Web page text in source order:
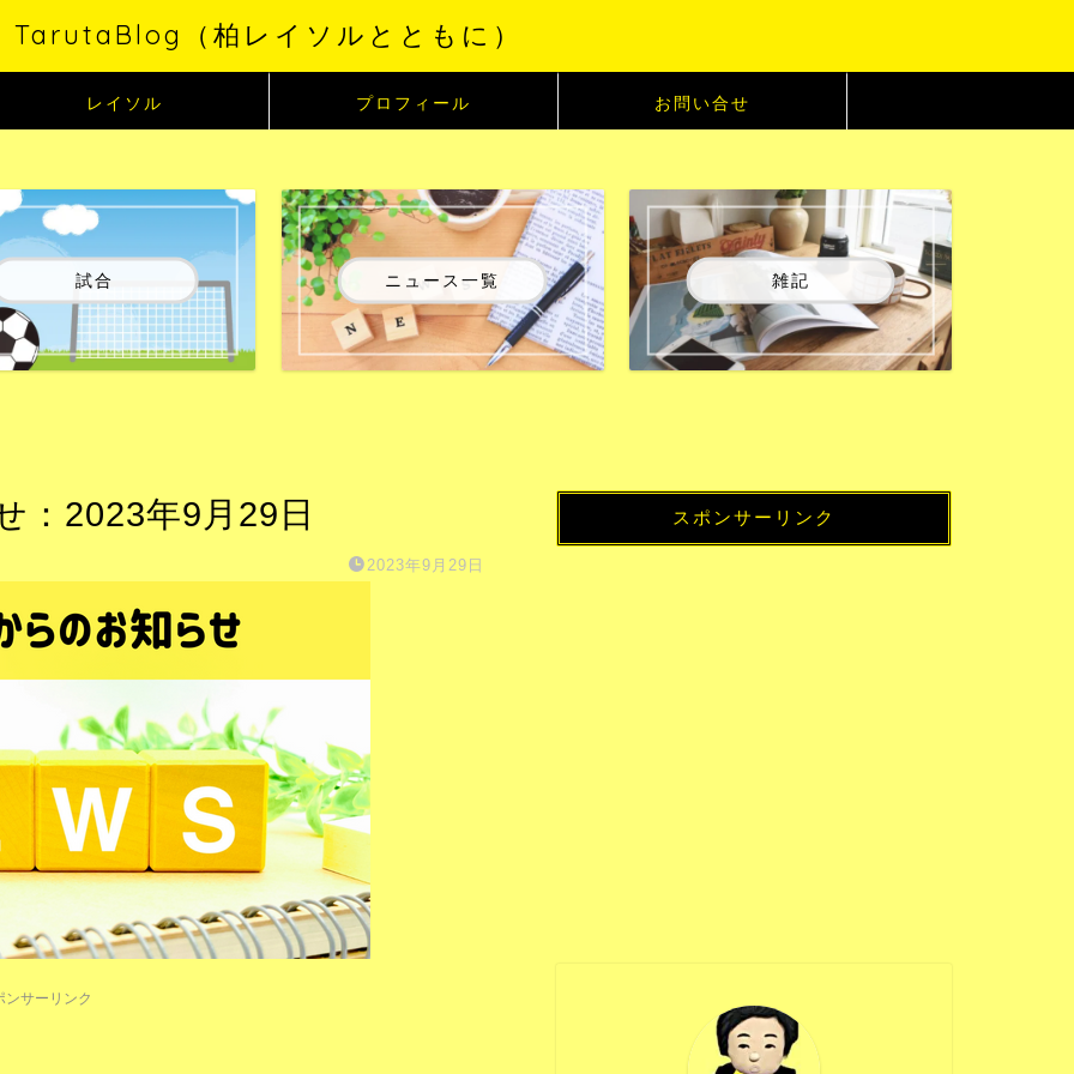
TarutaBlog（柏レイソルとともに）
レイソル プロフィール お問い合せ
試合 ニュース一覧 雑記
：2023年9月29日
2023年9月29日
ンサーリンク
スポンサーリンク